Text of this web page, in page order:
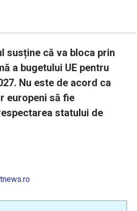
susține că va bloca prin
a bugetului UE pentru
Nu este de acord ca
europeni să fie
statului de